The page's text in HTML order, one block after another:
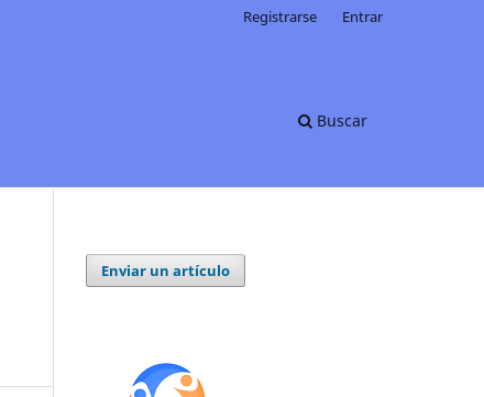
Buscar
Registrarse Entrar
Enviar un artículo